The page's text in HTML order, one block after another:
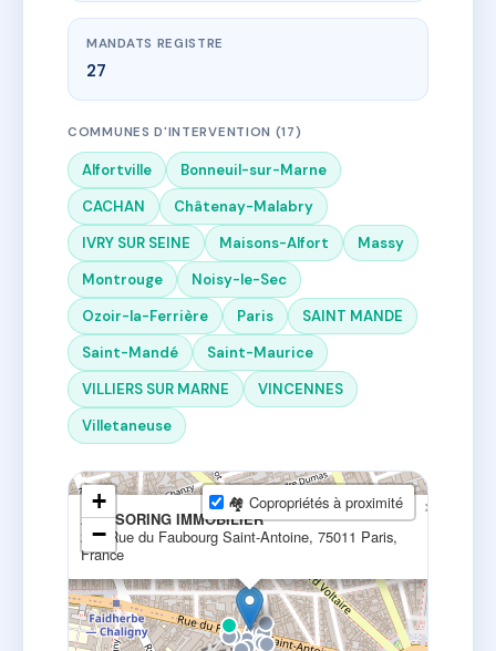
MANDATS REGISTRE
27
COMMUNES D'INTERVENTION (17)
Alfortville
Bonneuil-sur-Marne
CACHAN
Châtenay-Malabry
IVRY SUR SEINE
Maisons-Alfort
Massy
Montrouge
Noisy-le-Sec
Ozoir-la-Ferrière
Paris
SAINT MANDE
Saint-Mandé
Saint-Maurice
VILLIERS SUR MARNE
VINCENNES
Villetaneuse
ADVISORING IMMOBILIER
277 Rue du Faubourg Saint-Antoine, 75011 Paris,
France
×
+
−
🏘 Copropriétés à proximité